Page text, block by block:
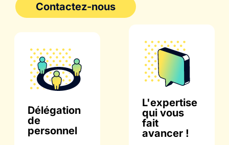
Contactez-nous
Délégation
de
personnel
L'expertise
qui vous
fait
avancer !